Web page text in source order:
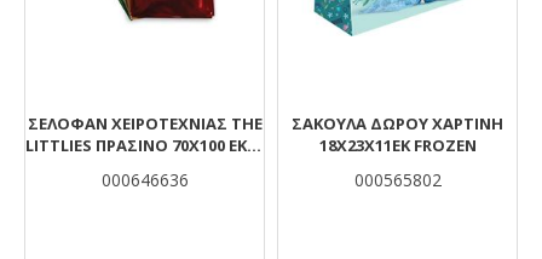
ΣΕΛΟΦΆΝ ΧΕΙΡΟΤΕΧΝΊΑΣ THE
LITTLIES ΠΡΆΣΙΝΟ 70X100 ΕΚ. 2
000646636
ΣΑΚΟΥΛΑ ΔΩΡΟΥ ΧΑΡΤΙΝΗ
18Χ23Χ11ΕΚ FROZEN
000565802